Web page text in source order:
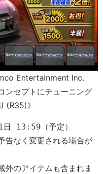
Entertainment Inc.
ンセプトにチューニング
(R35)》
日 13:59（予定）
告なく変更される場合が
のアイテムも含まれま